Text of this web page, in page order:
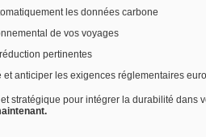
les données carbone
de vos voyages
réduction pertinentes
etanticiper les exigences réglementaires
etstratégique pour intégrer la durabilité dans